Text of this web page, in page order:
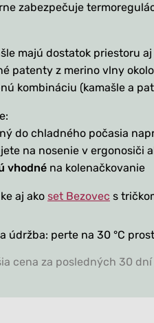
zabezpečuje
majú dostatok priestoru
patenty z merino vlny
kombináciu (kamašle a
do chladného počasia
na nosenie v ergonosiči
vhodné na kolenačkovanie
aj ako set Bezovec s
údržba: perte na 30 °C
cena za posledných 30